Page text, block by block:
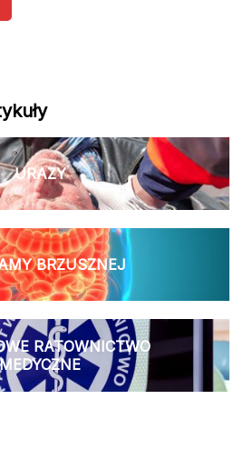
URAZY
BRZUSZNEJ
RATOWNICTWO
MEDYCZNE